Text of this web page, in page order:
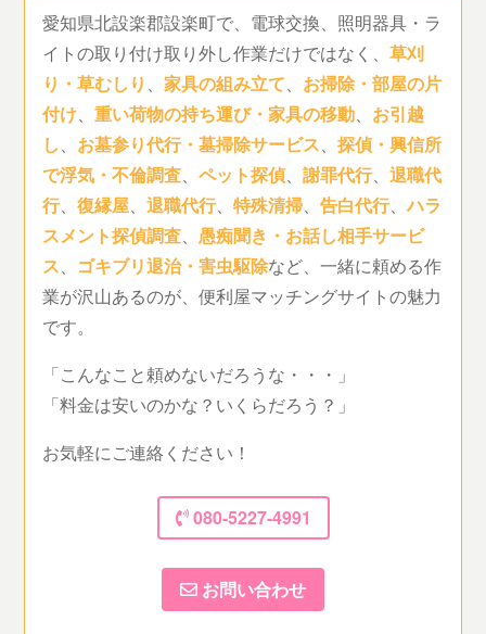
愛知県北設楽郡設楽町で、電球交換、照明器具・ラ
イトの取り付け取り外し作業だけではなく、草刈
り・草むしり 、家具の組み立て、 お掃除・部屋の片
付け、重い荷物の持ち運び・家具の移動、 お引越
し、 お墓参り代行・墓掃除サービス、探偵・興信所
で浮気・不倫調査、ペット探偵、謝罪代行、退職代
行、復縁屋、退職代行、特殊清掃、告白代行、ハラ
スメント探偵調査、愚痴聞き・お話し相手サービ
ス、 ゴキブリ退治・害虫駆除など、一緒に頼める作
業が沢山あるのが、便利屋マッチングサイトの魅力
です。
「こんなこと頼めないだろうな・・・」
「料金は安いのかな？いくらだろう？」
お気軽にご連絡ください！
080-5227-4991
お問い合わせ